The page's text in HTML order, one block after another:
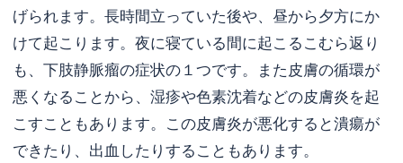
げられます。長時間立っていた後や、昼から夕方にか
けて起こります。夜に寝ている間に起こるこむら返り
も、下肢静脈瘤の症状の１つです。また皮膚の循環が
悪くなることから、湿疹や色素沈着などの皮膚炎を起
こすこともあります。この皮膚炎が悪化すると潰瘍が
できたり、出血したりすることもあります。